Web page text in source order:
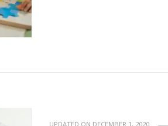
UPDATED ON DECEMBER 1, 2020